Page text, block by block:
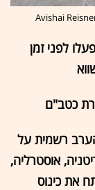
לפני זמן
הערב רשמית על
אוסטרליה,
את כינוס